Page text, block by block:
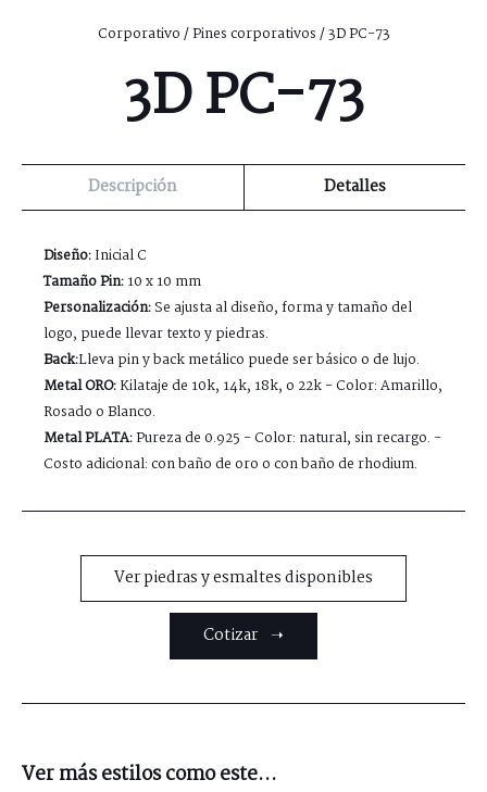
Corporativo/Pines corporativos/ 3D PC-73
3D PC-73
Descripción Detalles
Diseño:Inicial C
Tamaño Pin:10 x 10 mm
Personalización:Se ajusta al diseño, forma y tamaño del
logo, puede llevar texto y piedras.
Back:Lleva pin y back metálico puede ser básico o de lujo.
Metal ORO:Kilataje de 10k, 14k, 18k, o 22k - Color: Amarillo,
Rosado o Blanco.
Metal PLATA:Pureza de 0.925 - Color: natural, sin recargo. -
Costo adicional: con baño de oro o con baño de rhodium.
Ver piedras y esmaltes disponibles
Cotizar ➝
Ver más estilos como este...